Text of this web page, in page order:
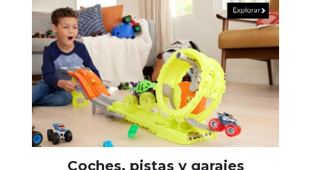
Coches, pistas y garajes